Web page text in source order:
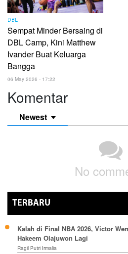
DBL
Sempat Minder Bersaing di
DBL Camp, Kini Matthew
Ivander Buat Keluarga
Bangga
06 May 2026 - 17:22
Komentar
Newest
No
TERBARU
Kalah di Final NBA 2026, Victor
Hakeem Olajuwon Lagi
Ragil Putri Irmalia